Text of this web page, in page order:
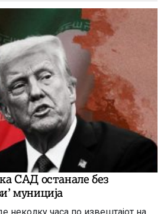
САД останале без
муниција